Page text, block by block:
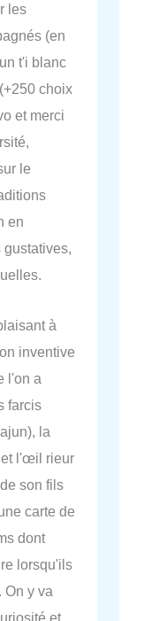
les
(en
t'i blanc
choix
et merci
le
en
à
inventive
l'on a
farcis
la
et l'œil rieur
son fils
carte de
dont
lorsqu'ils
On y va
et